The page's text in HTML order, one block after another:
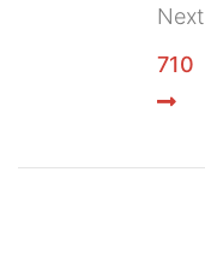
Next
710